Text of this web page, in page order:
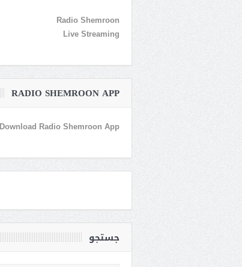
Radio Shemroon
Live Streaming
RADIO SHEMROON APP
Download Radio Shemroon App
جستجو